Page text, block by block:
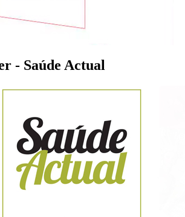
- Saúde Actual